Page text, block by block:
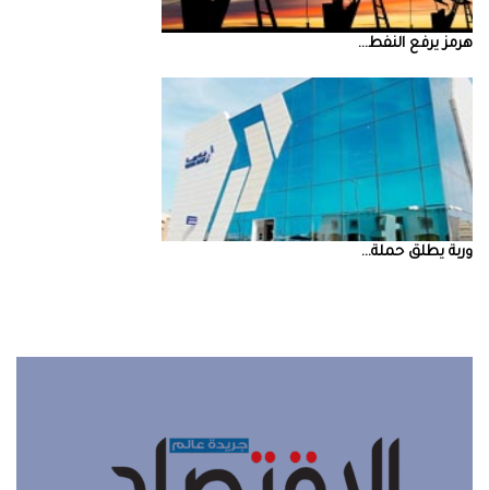
‮‬هرمز‮‬‭ ‬يرفع‭ ‬النفط‭ ...
‮‬وربة‮‬‭ ‬يطلق‭ ‬حملة‭ ...